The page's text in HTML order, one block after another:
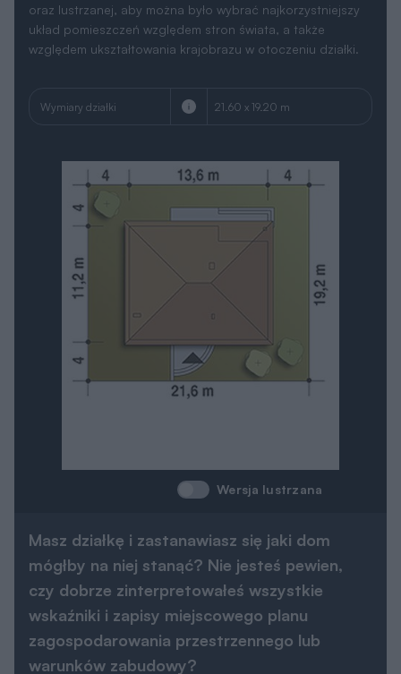
oraz lustrzanej, aby można było wybrać najkorzystniejszy
układ pomieszczeń względem stron świata, a także
względem ukształtowania krajobrazu w otoczeniu działki.
Wymiary działki 21.60 x 19.20 m
Wersja lustrzana
Masz działkę i zastanawiasz się jaki dom
mógłby na niej stanąć? Nie jesteś pewien,
czy dobrze zinterpretowałeś wszystkie
wskaźniki i zapisy miejscowego planu
zagospodarowania przestrzennego lub
warunków zabudowy?